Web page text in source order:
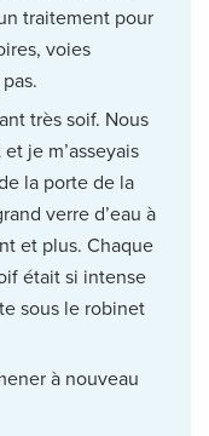
traitement pour
voies
très soif. Nous
je m’asseyais
la porte de la
verre d’eau à
et plus. Chaque
était si intense
sous le robinet
à nouveau